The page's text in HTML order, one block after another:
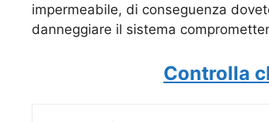
impermeabile, di conseguenza
danneggiare il sistema
Controlla